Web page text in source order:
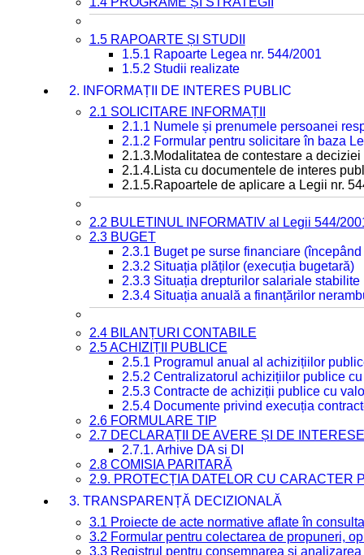
1.5 RAPOARTE ȘI STUDII
1.5.1 Rapoarte Legea nr. 544/2001
1.5.2 Studii realizate
2. INFORMAȚII DE INTERES PUBLIC
2.1 SOLICITARE INFORMAȚII
2.1.1 Numele și prenumele persoanei
2.1.2 Formular pentru solicitare în baza
2.1.3.Modalitatea de contestare a
2.1.4.Lista cu documentele de interes
2.1.5.Rapoartele de aplicare a Legii nr.
2.2 BULETINUL INFORMATIV al Legii 544/
2.3 BUGET
2.3.1 Buget pe surse financiare
2.3.2 Situația plăților (execuția bugetară)
2.3.3 Situația drepturilor salariale
2.3.4 Situația anuală a finanțărilor
2.4 BILANȚURI CONTABILE
2.5 ACHIZIȚII PUBLICE
2.5.1 Programul anual al achizițiilor
2.5.2 Centralizatorul achizițiilor publice
2.5.3 Contracte de achiziții publice cu
2.5.4 Documente privind execuția
2.6 FORMULARE TIP
2.7 DECLARAȚII DE AVERE ȘI DE INTERESE
2.7.1. Arhive DA si DI
2.8 COMISIA PARITARĂ
2.9. PROTECȚIA DATELOR CU CARACTER
3. TRANSPARENȚĂ DECIZIONALĂ
3.1 Proiecte de acte normative aflate în
3.2 Formular pentru colectarea de propuneri,
3.3 Registrul pentru consemnarea și